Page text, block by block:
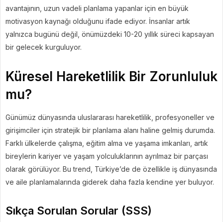
avantajının, uzun vadeli planlama yapanlar için en büyük
motivasyon kaynağı olduğunu ifade ediyor. İnsanlar artık
yalnızca bugünü değil, önümüzdeki 10-20 yıllık süreci kapsayan
bir gelecek kurguluyor.
Küresel Hareketlilik Bir Zorunluluk
mu?
Günümüz dünyasında uluslararası hareketlilik, profesyoneller ve
girişimciler için stratejik bir planlama alanı haline gelmiş durumda.
Farklı ülkelerde çalışma, eğitim alma ve yaşama imkanları, artık
bireylerin kariyer ve yaşam yolculuklarının ayrılmaz bir parçası
olarak görülüyor. Bu trend, Türkiye’de de özellikle iş dünyasında
ve aile planlamalarında giderek daha fazla kendine yer buluyor.
Sıkça Sorulan Sorular (SSS)